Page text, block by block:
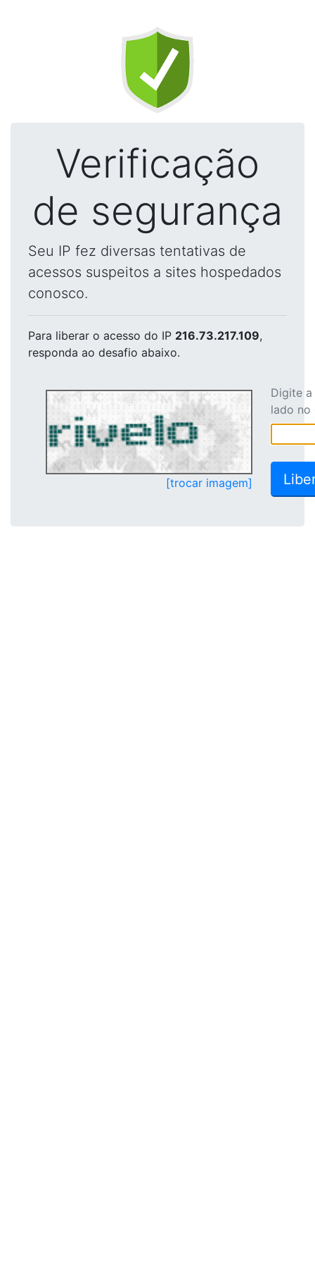
Verificação
de segurança
Seu IP fez diversas tentativas de
acessos suspeitos a sites hospedados
conosco.
Para liberar o acesso do IP 216.73.217.109,
responda ao desafio abaixo.
[trocar imagem]
Digite
lado no